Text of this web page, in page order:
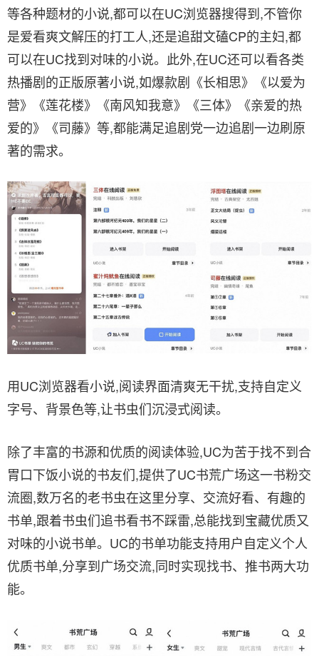
等各种题材的小说,都可以在UC浏览器搜得到,不管你
是爱看爽文解压的打工人,还是追甜文磕CP的主妇,都
可以在UC找到对味的小说。此外,在UC还可以看各类
热播剧的正版原著小说,如爆款剧《长相思》《以爱为
营》《莲花楼》《南风知我意》《三体》《亲爱的热
爱的》《司藤》等,都能满足追剧党一边追剧一边刷原
著的需求。
用UC浏览器看小说,阅读界面清爽无干扰,支持自定义
字号、背景色等,让书虫们沉浸式阅读。
除了丰富的书源和优质的阅读体验,UC为苦于找不到合
胃口下饭小说的书友们,提供了UC书荒广场这一书粉交
流圈,数万名的老书虫在这里分享、交流好看、有趣的
书单,跟着书虫们追书看书不踩雷,总能找到宝藏优质又
对味的小说书单。UC的书单功能支持用户自定义个人
优质书单,分享到广场交流,同时实现找书、推书两大功
能。